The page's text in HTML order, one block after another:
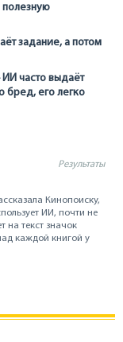
полезную
задание, а потом
ИИ часто выдаёт
бред, его легко
Результаты
Кинопоиску,
ИИ, почти не
на текст значок
каждой книгой у